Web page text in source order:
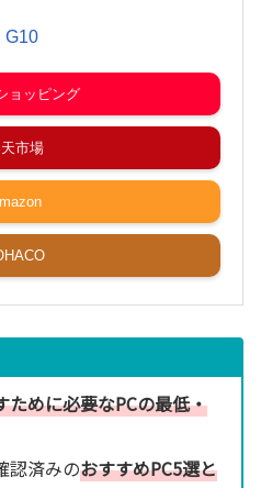
G10
ョッピング
市場
ために必要なPCの最低・
認済みのおすすめPC5選と